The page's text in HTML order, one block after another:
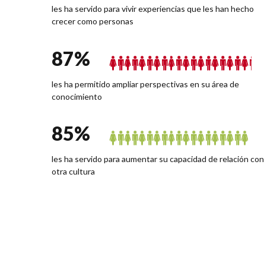
les ha servido para vivir experiencias que les han hecho
crecer como personas
87%
les ha permitido ampliar perspectivas en su área de
conocimiento
85%
les ha servido para aumentar su capacidad de relación con
otra cultura